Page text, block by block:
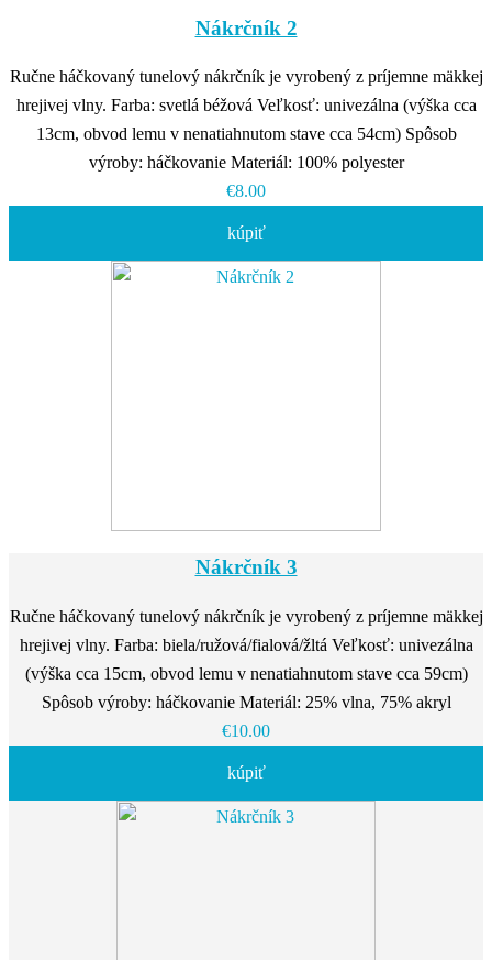
Nákrčník 2
Ručne háčkovaný tunelový nákrčník je vyrobený z príjemne mäkkej
hrejivej vlny. Farba: svetlá béžová Veľkosť: univezálna (výška cca
13cm, obvod lemu v nenatiahnutom stave cca 54cm) Spôsob
výroby: háčkovanie Materiál: 100% polyester
€8.00
kúpiť
Nákrčník 3
Ručne háčkovaný tunelový nákrčník je vyrobený z príjemne mäkkej
hrejivej vlny. Farba: biela/ružová/fialová/žltá Veľkosť: univezálna
(výška cca 15cm, obvod lemu v nenatiahnutom stave cca 59cm)
Spôsob výroby: háčkovanie Materiál: 25% vlna, 75% akryl
€10.00
kúpiť